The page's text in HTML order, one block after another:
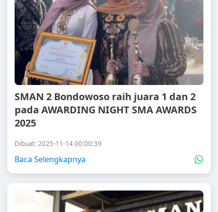
SMAN 2 Bondowoso raih juara 1 dan 2
pada AWARDING NIGHT SMA AWARDS
2025
Dibuat: 2025-11-14 00:00:39
Baca Selengkapnya